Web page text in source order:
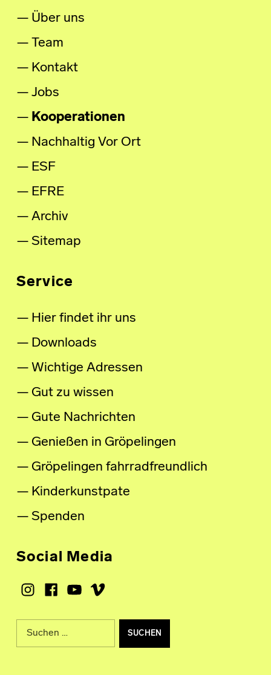
Über uns
Team
Kontakt
Jobs
Kooperationen
Nachhaltig Vor Ort
ESF
EFRE
Archiv
Sitemap
Service
Hier findet ihr uns
Downloads
Wichtige Adressen
Gut zu wissen
Gute Nachrichten
Genießen in Gröpelingen
Gröpelingen fahrradfreundlich
Kinderkunstpate
Spenden
Social Media
Instagram
Facebook
Youtube
Vimeo
Suche nach: